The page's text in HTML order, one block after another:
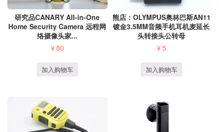
研究品CANARY All-in-One
Home Security Camera 远程网
络摄像头家...
¥80
加入购物车
熊店：OLYMPUS奥林巴斯AN11
镀金3.5MM音频手机耳机麦延长
头转接头公转母
¥5
加入购物车